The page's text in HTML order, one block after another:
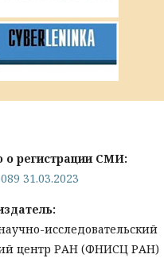
о регистрации СМИ:
31.03.2023
исследовательский
центр РАН (ФНИСЦ РАН)